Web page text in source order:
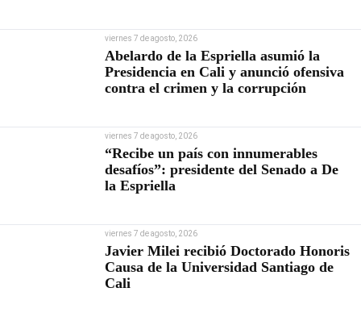
viernes 7 de agosto, 2026
Abelardo de la Espriella asumió la
Presidencia en Cali y anunció ofensiva
contra el crimen y la corrupción
viernes 7 de agosto, 2026
“Recibe un país con innumerables
desafíos”: presidente del Senado a De
la Espriella
viernes 7 de agosto, 2026
Javier Milei recibió Doctorado Honoris
Causa de la Universidad Santiago de
Cali